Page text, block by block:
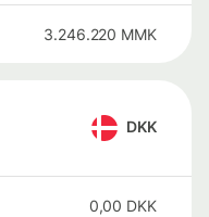
3.246.220 MMK
DKK
0,00 DKK